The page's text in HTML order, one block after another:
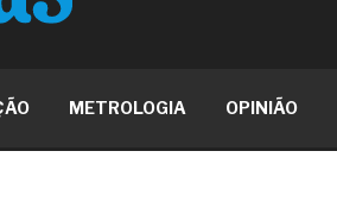
da fadiga crônica
METROLOGIA OPINIÃO